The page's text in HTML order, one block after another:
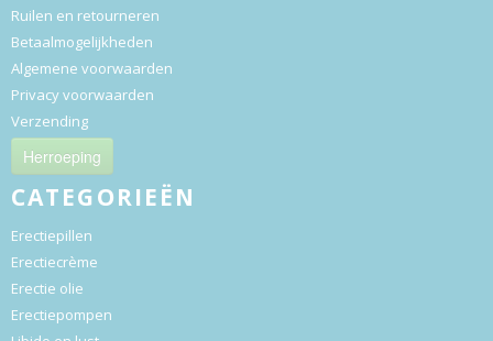
Ruilen en retourneren
Betaalmogelijkheden
Algemene voorwaarden
Privacy voorwaarden
Verzending
Herroeping
CATEGORIEËN
Erectiepillen
Erectiecrème
Erectie olie
Erectiepompen